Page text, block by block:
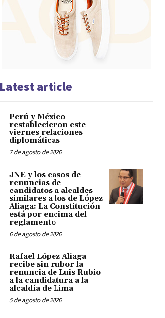
Latest article
Perú y México
restablecieron este
viernes relaciones
diplomáticas
7 de agosto de 2026
JNE y los casos de
renuncias de
candidatos a alcaldes
similares a los de López
Aliaga: La Constitución
está por encima del
reglamento
6 de agosto de 2026
Rafael López Aliaga
recibe sin rubor la
renuncia de Luis Rubio
a la candidatura a la
alcaldía de Lima
5 de agosto de 2026